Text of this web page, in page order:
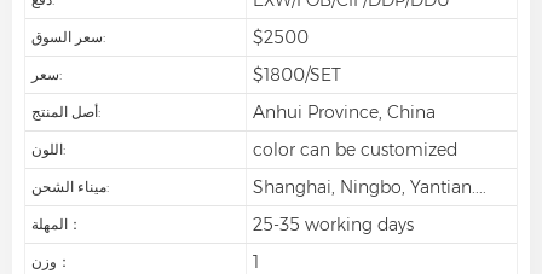
سعر السوق: $2500
سعر: $1800/SET
أصل المنتج: Anhui Province, China
اللون: color can be customized
ميناء الشحن: Shanghai, Ningbo, Yantian....
المهلة： 25-35 working days
وزن： 1